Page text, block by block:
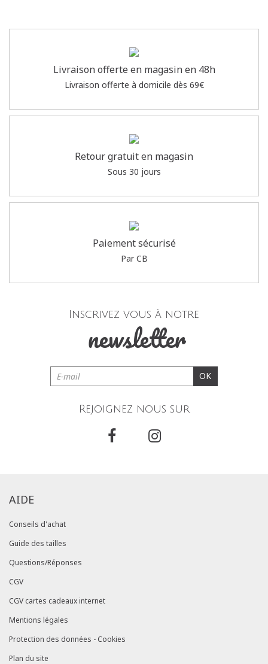
Livraison offerte en magasin en 48h
Livraison offerte à domicile dès 69€
Retour gratuit en magasin
Sous 30 jours
Paiement sécurisé
Par CB
Inscrivez vous à notre
newsletter
OK
Rejoignez nous sur
AIDE
Conseils d'achat
Guide des tailles
Questions/Réponses
CGV
CGV cartes cadeaux internet
Mentions légales
Protection des données - Cookies
Plan du site